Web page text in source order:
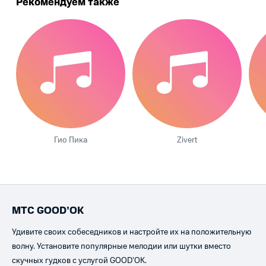
Рекомендуем также
Гио Пика Zivert
МТС GOOD’OK
Удивите своих собеседников и настройте их на положительную
волну. Установите популярные мелодии или шутки вместо
скучных гудков с услугой GOOD’OK.